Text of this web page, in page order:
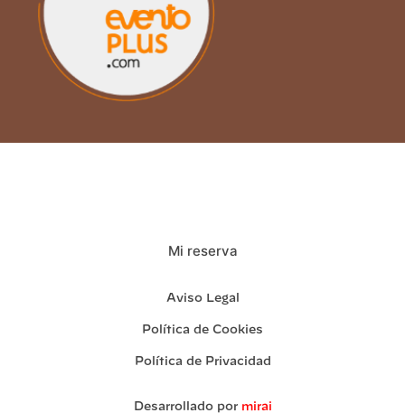
Mi reserva
Aviso Legal
Política de Cookies
Política de Privacidad
Desarrollado por mirai